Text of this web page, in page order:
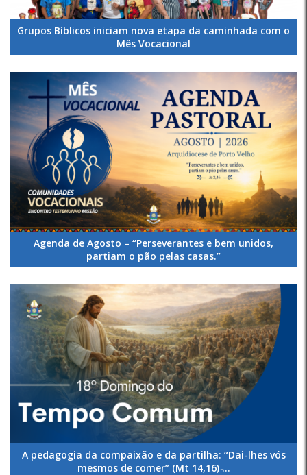
Grupos Bíblicos iniciam nova etapa da caminhada com o
Mês Vocacional
Agenda de Agosto – “Perseverantes e bem unidos,
partiam o pão pelas casas.”
A pedagogia da compaixão e da partilha: “Dai-lhes vós
mesmos de comer” (Mt 14,16) ̵...